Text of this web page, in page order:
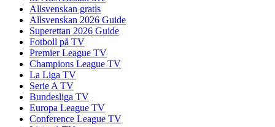
Allsvenskan gratis
Allsvenskan 2026 Guide
Superettan 2026 Guide
Fotboll på TV
Premier League TV
Champions League TV
La Liga TV
Serie A TV
Bundesliga TV
Europa League TV
Conference League TV